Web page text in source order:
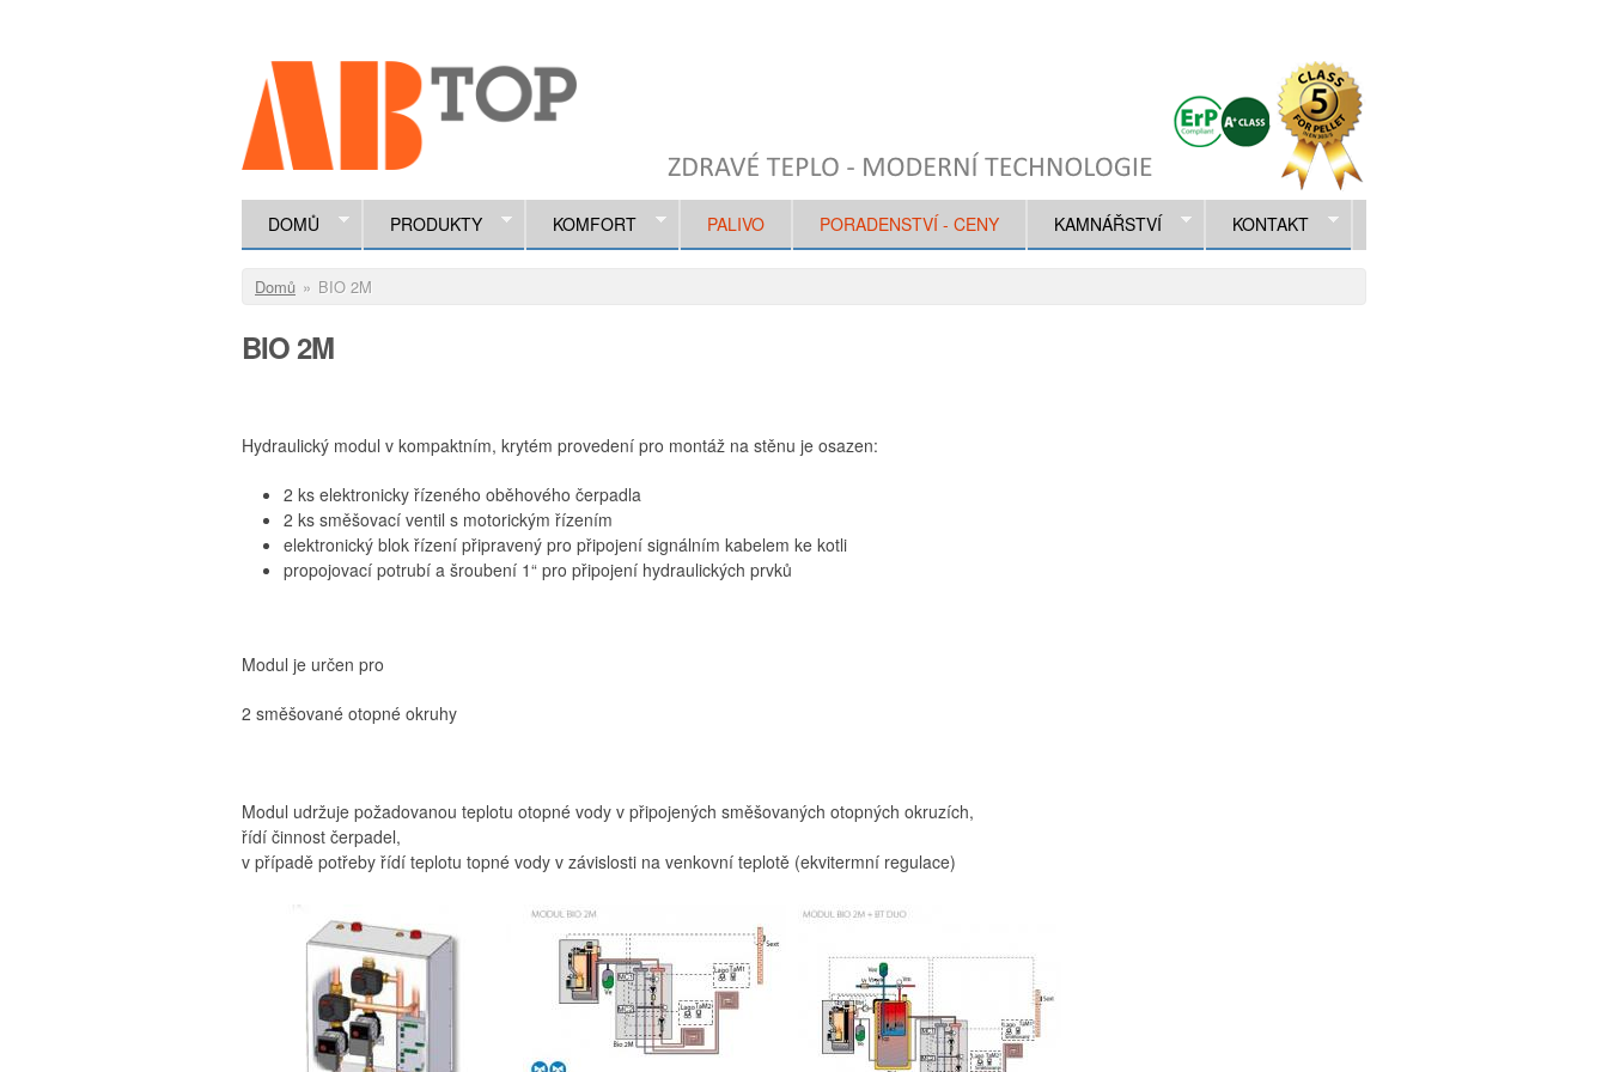
ABTOP.cz
ZDRAVÉ
TEPLO -
MODERNÍ
TECHNOLOGIE
DOMŮ PRODUKTY KOMFORT PALIVO PORADENSTVÍ - CENY KAMNÁŘSTVÍ KONTAKT
Jste zde
Domů » BIO 2M
BIO 2M
Hydraulický modul v kompaktním, krytém provedení pro montáž na stěnu je osazen:
2 ks elektronicky řízeného oběhového čerpadla
2 ks směšovací ventil s motorickým řízením
elektronický blok řízení připravený pro připojení signálním kabelem ke kotli
propojovací potrubí a šroubení 1“ pro připojení hydraulických prvků
Modul je určen pro
2 směšované otopné okruhy
Modul udržuje požadovanou teplotu otopné vody v připojených směšovaných otopných okruzích,
řídí činnost čerpadel,
v případě potřeby řídí teplotu topné vody v závislosti na venkovní teplotě (ekvitermní regulace)